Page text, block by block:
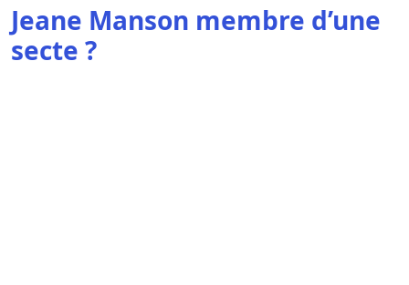
Jeane Manson membre d’une
secte ?